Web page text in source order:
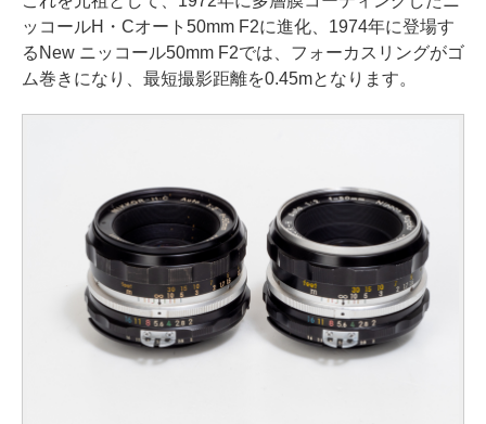
ッコールH・Cオート50mm F2に進化、1974年に登場す
るNew ニッコール50mm F2では、フォーカスリングがゴ
ム巻きになり、最短撮影距離を0.45mとなります。